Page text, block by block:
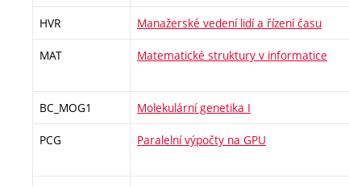
HVR Manažerské vedení lidí a řízení času
MAT Matematické struktury v informatice
BC_MOG1 Molekulární genetika I
PCG Paralelní výpočty na GPU